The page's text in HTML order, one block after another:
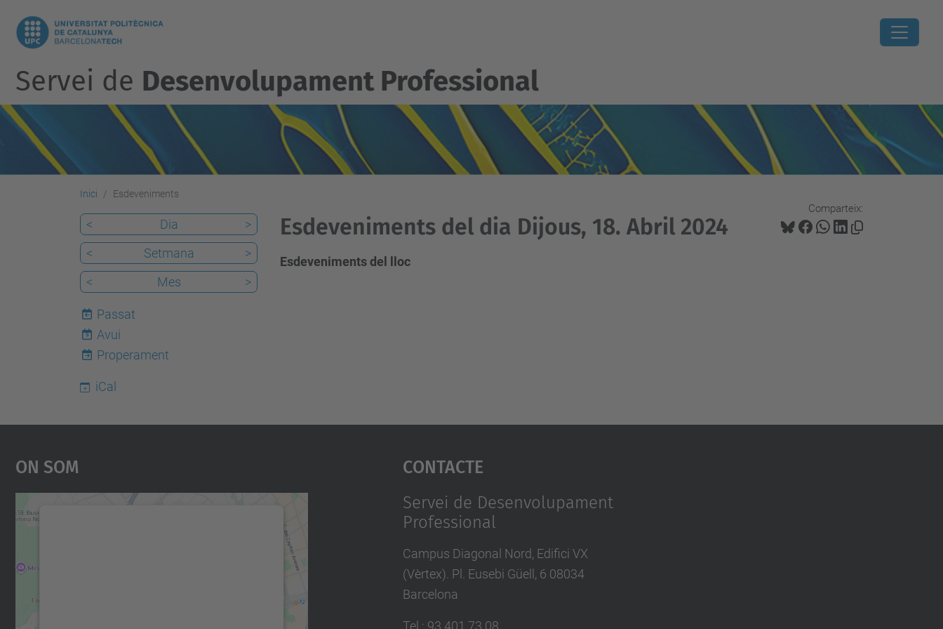
Servei de Desenvolupament Professional
Inici Esdeveniments
Comparteix:
Esdeveniments del dia Dijous, 18. Abril 2024
Esdeveniments del lloc
< Dia
>
<
Setmana
>
<
Mes >
Passat
9
Avui
Properament
iCal
On Som Contacte
Servei de Desenvolupament
Professional
Campus Diagonal Nord, Edifici VX
(Vèrtex). Pl. Eusebi Güell, 6 08034
Barcelona
Tel. : 93 401 73 08